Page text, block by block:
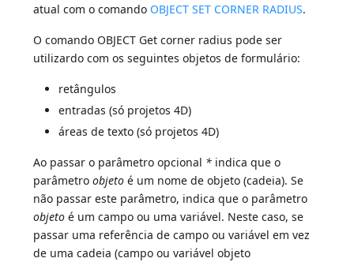
atual com o comando OBJECT SET CORNER RADIUS.
O comando OBJECT Get corner radius pode ser
utilizardo com os seguintes objetos de formulário:
retângulos
entradas (só projetos 4D)
áreas de texto (só projetos 4D)
Ao passar o parâmetro opcional * indica que o
parâmetroobjeto é um nome de objeto (cadeia). Se
não passar este parâmetro, indica que o parâmetro
objeto é um campo ou uma variável. Neste caso, se
passar uma referência de campo ou variável em vez
de uma cadeia (campo ou variável objeto